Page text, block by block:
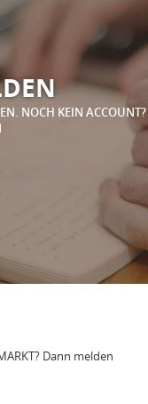
NOCH KEIN ACCOUNT?
Dann melden